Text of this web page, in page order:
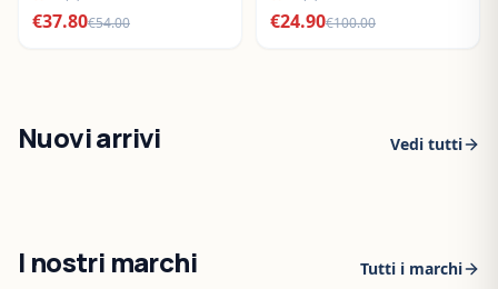
€37.80€54.00 €24.90€100.00
Nuovi arrivi Vedi tutti
I nostri marchi Tutti i marchi